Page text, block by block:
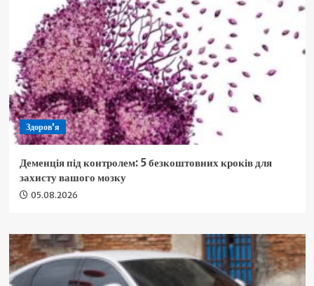
Здоров'я
Деменція під контролем: 5 безкоштовних кроків для
захисту вашого мозку
05.08.2026